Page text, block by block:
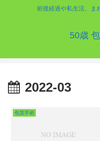
術後経過や私生活、ま
50歳
2022-03
包茎手術